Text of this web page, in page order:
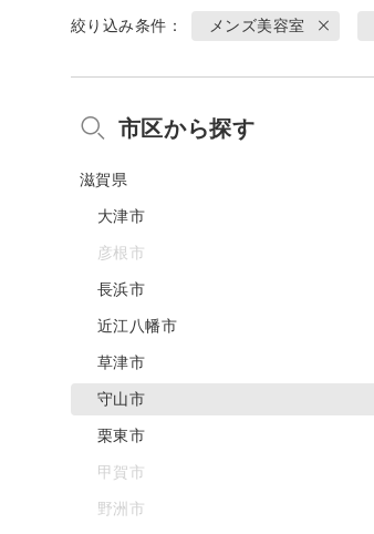
絞り込み条件： メンズ美容室
市区から探す
滋賀県
大津市
彦根市
長浜市
近江八幡市
草津市
守山市
栗東市
甲賀市
野洲市